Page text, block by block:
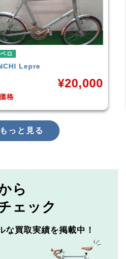
2021年モデル
¥33,249
もっと見る
ら
ェック
な買取実績を掲載中！